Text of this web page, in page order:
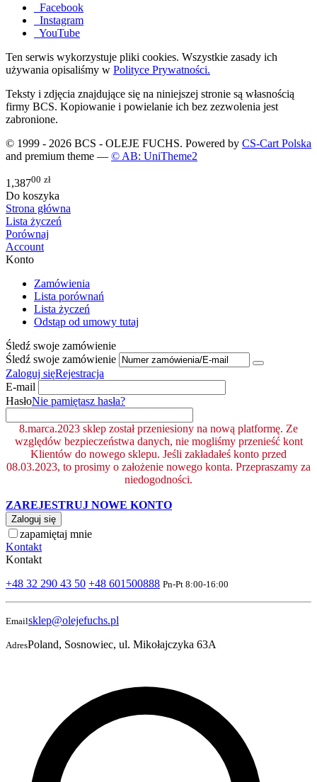
Facebook
Instagram
YouTube
Ten serwis wykorzystuje pliki cookies. Wszystkie zasady ich
używania opisaliśmy w Polityce Prywatności.
Teksty i zdjęcia znajdujące się na niniejszej stronie są własnością
firmy BCS. Kopiowanie i powielanie ich bez zezwolenia jest
zabronione.
© 1999 - 2026 BCS - OLEJE FUCHS. Powered by CS-Cart Polska
and premium theme — © AB: UniTheme2
1,38700 zł
Do koszyka
Strona główna
Lista życzeń
Porównaj
Account
Konto
Zamówienia
Lista porównań
Lista życzeń
Odstąp od umowy tutaj
Śledź swoje zamówienie
Śledź swoje zamówienie
Zaloguj sięRejestracja
E-mail
HasłoNie pamiętasz hasła?
8.marca.2023 sklep został przeniesiony na nową platformę. Ze
względów bezpieczeństwa danych, nie mogliśmy przenieść kont
Klientów do nowego sklepu. Jeśli zakładałeś konto przed
08.03.2023, to prosimy o założenie nowego konta. Przepraszamy za
niedogodności.
ZAREJESTRUJ NOWE KONTO
Zaloguj się
zapamiętaj mnie
Kontakt
Kontakt
+48 32 290 43 50 +48 601500888 Pn-Pt 8:00-16:00
Emailsklep@olejefuchs.pl
AdresPoland, Sosnowiec, ul. Mikołajczyka 63A